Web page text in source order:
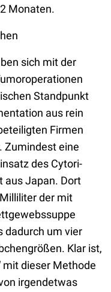
Monaten.
sich mit der
Standpunkt
aus rein
Firmen
Zumindest eine
des Cytori-
aus Japan. Dort
der mit
dadurch um vier
Klar ist,
mit dieser Methode
irgendetwas